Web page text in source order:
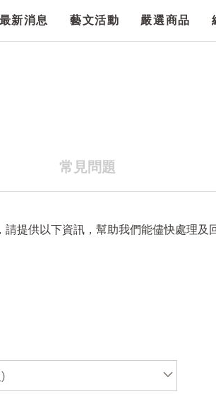
最新消息 藝文活動 嚴選商品
常見問題
提供以下資訊，幫助我們能儘快處理及